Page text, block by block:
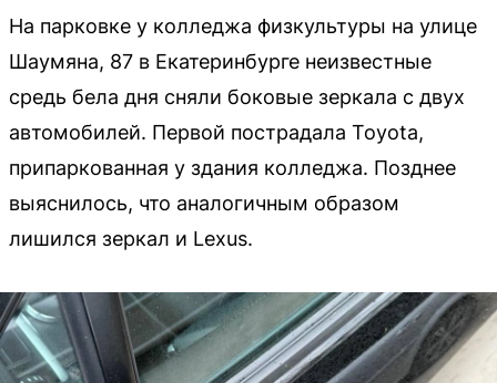
На парковке у колледжа физкультуры на улице
Шаумяна, 87 в Екатеринбурге неизвестные
средь бела дня сняли боковые зеркала с двух
автомобилей. Первой пострадала Toyota,
припаркованная у здания колледжа. Позднее
выяснилось, что аналогичным образом
лишился зеркал и Lexus.